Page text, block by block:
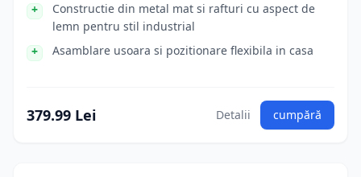
Constructie din metal mat si rafturi cu aspect de
lemn pentru stil industrial
Asamblare usoara si pozitionare flexibila in casa
379.99 Lei Detalii cumpără